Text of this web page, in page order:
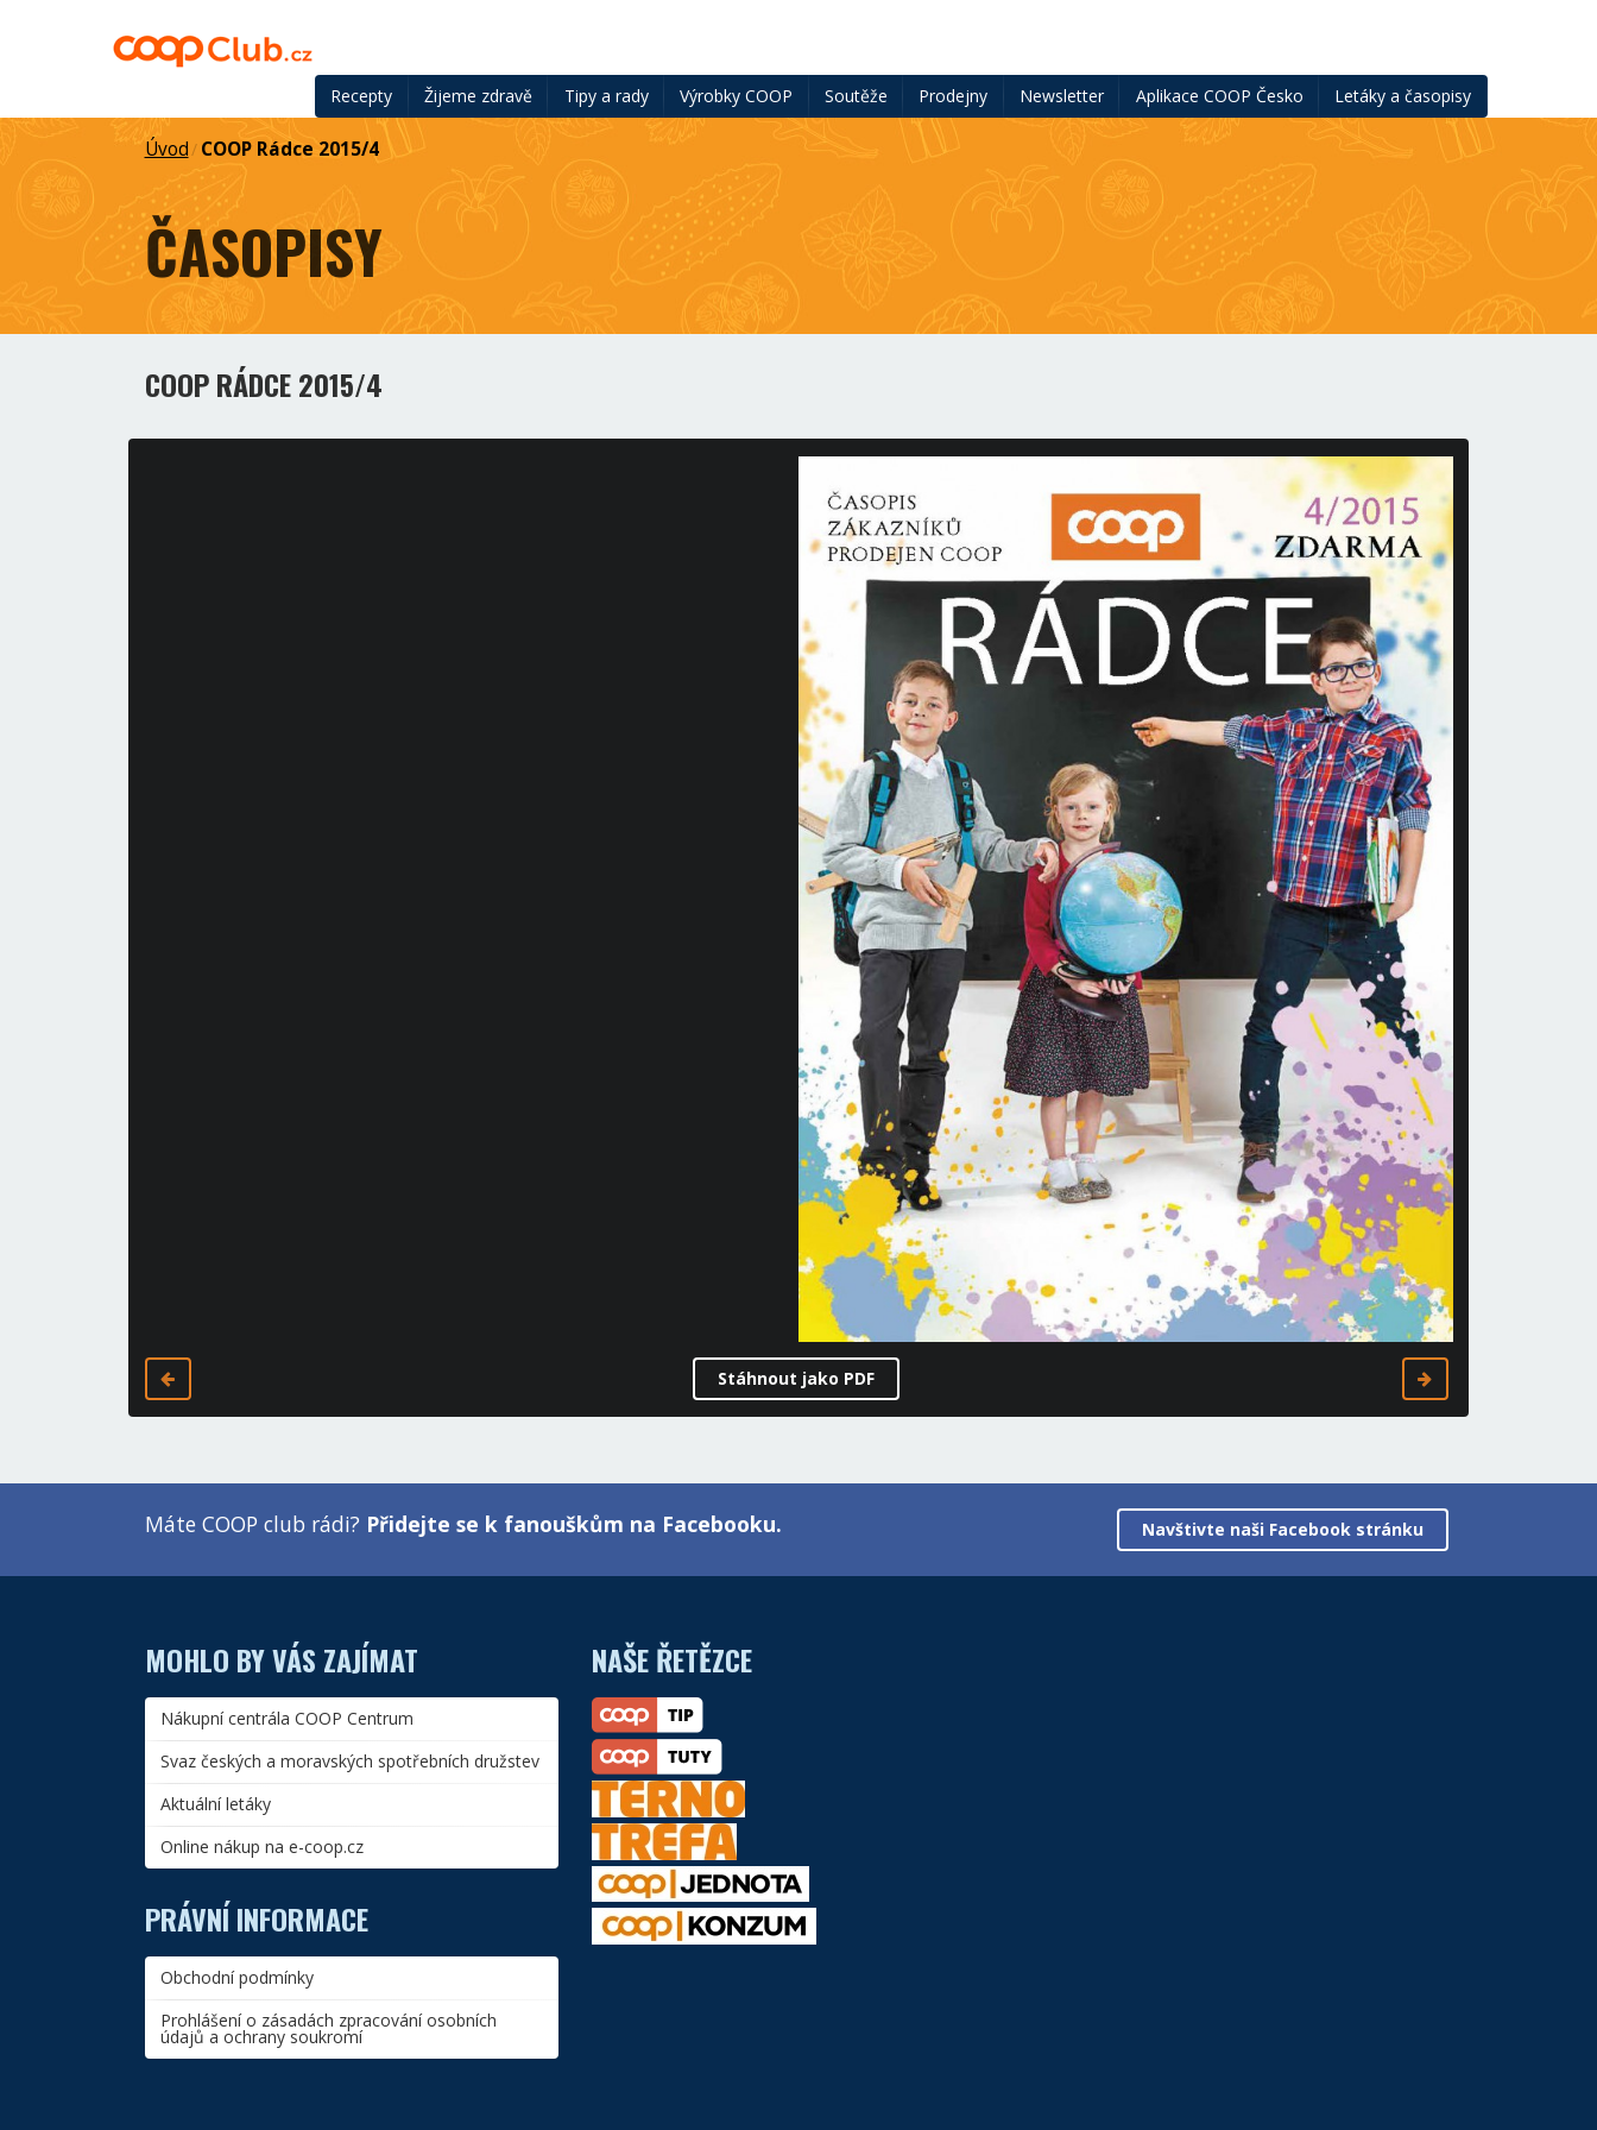
Recepty Žijeme zdravě Tipy a rady Výrobky COOP Soutěže Prodejny Newsletter Aplikace COOP Česko Letáky a časopisy
Úvod/ COOP Rádce 2015/4
ČASOPISY
COOP RÁDCE 2015/4
Stáhnout jako PDF
Máte COOP club rádi? Přidejte se k fanouškům na Facebooku. Navštivte naši Facebook stránku
MOHLO BY VÁS ZAJÍMAT
Nákupní centrála COOP Centrum
Svaz českých a moravských spotřebních družstev
Aktuální letáky
Online nákup na e-coop.cz
PRÁVNÍ INFORMACE
Obchodní podmínky
Prohlášení o zásadách zpracování osobních
údajů a ochrany soukromí
NAŠE ŘETĚZCE